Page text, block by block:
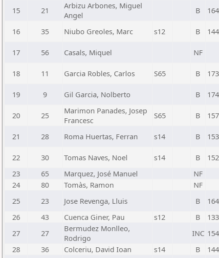
15 21
Arbizu Arbones, Miguel
Angel
B
16 35 Niubo Greoles, Marc s12 B
17 56 Casals, Miquel NF
18 11 Garcia Robles, Carlos S65 B
19 9 Gil Garcia, Nolberto B
20 25
Marimon Panades, Josep
Francesc
S65 B
21 28 Roma Huertas, Ferran s14 B
22 30 Tomas Naves, Noel s14 B
23
65 Marquez, José Manuel
NF
24
80 Tomàs, Ramon
NF
25
23 Jose Revenga, Lluis B
26
43 Cuenca Giner, Pau s12 B
27
27
Bermudez Monlleo,
Rodrigo
INC
28
36 Colceriu, David Ioan s14 B